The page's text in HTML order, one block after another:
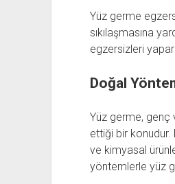
Yüz germe
sıkılaşmasına
egzersizleri
Doğal
Yüz germe, genç
ettiği bir
ve kimyasal
yöntemlerle yüz